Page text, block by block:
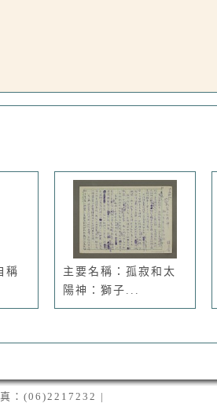
稱
主要名稱：孤寂和太
陽神：獅子...
：(06)2217232 |